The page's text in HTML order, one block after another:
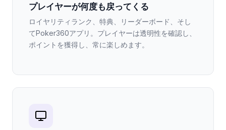
プレイヤーが何度も戻ってくる
ロイヤリティランク、特典、リーダーボード、そし
てPoker360アプリ。プレイヤーは透明性を確認し、
ポイントを獲得し、常に楽しめます。